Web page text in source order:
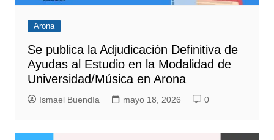
Arona
Se publica la Adjudicación Definitiva de
Ayudas al Estudio en la Modalidad de
Universidad/Música en Arona
Ismael Buendía mayo 18, 2026 0